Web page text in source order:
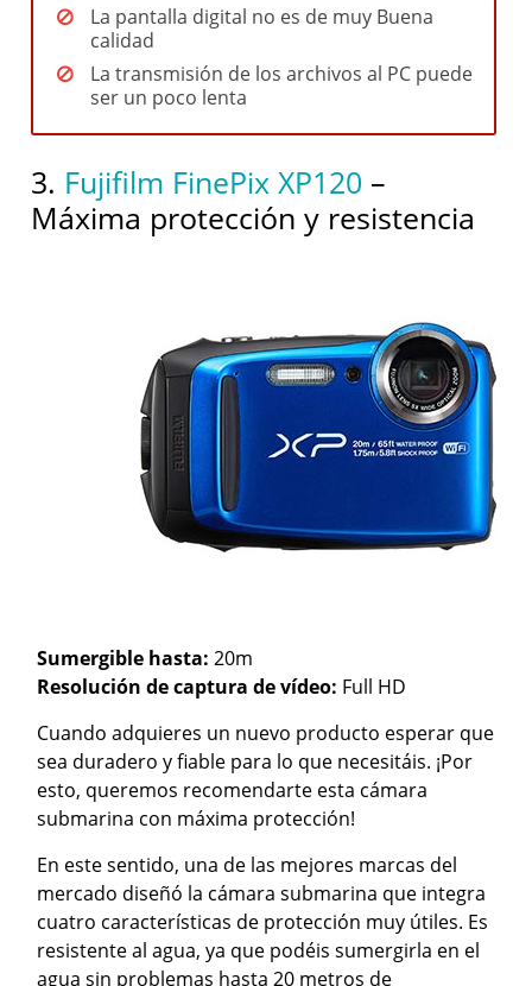
La pantalla digital no es de muy Buena
calidad
La transmisión de los archivos al PC puede
ser un poco lenta
3. Fujifilm FinePix XP120 –
Máxima protección y resistencia
Sumergible hasta:20m
Resolución de captura de vídeo: Full HD
Cuando adquieres un nuevo producto esperar que
sea duradero y fiable para lo que necesitáis. ¡Por
esto, queremos recomendarte esta cámara
submarina con máxima protección!
En este sentido, una de las mejores marcas del
mercado diseñó la cámara submarina que integra
cuatro características de protección muy útiles. Es
resistente al agua, ya que podéis sumergirla en el
agua sin problemas hasta 20 metros de